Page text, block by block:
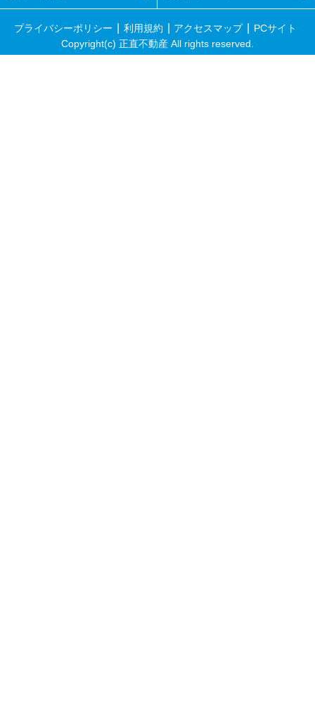
プライバシーポリシー 利用規約 アクセスマップ
PCサイト
Copyright(c) 正直不動産 All rights reserved.